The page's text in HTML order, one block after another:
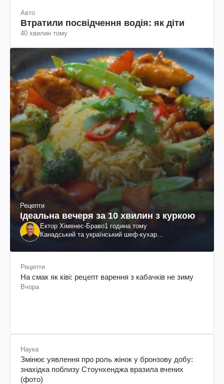
Авто
Втратили посвідчення водія: як діти
40 хвилин тому
Рецепти
Ідеальна вечеря за 10 хвилин з куркою
Ектор Хіменес-Браво1 година тому
Канадський та український шеф-кухар
Рецепти
На смак як ківі: рецепт варення з кабачків не зиму
Вчора
Наука
Змінює уявлення про роль жінок у бронзову добу:
знахідка поблизу Стоунхенджа вразила вчених
(фото)